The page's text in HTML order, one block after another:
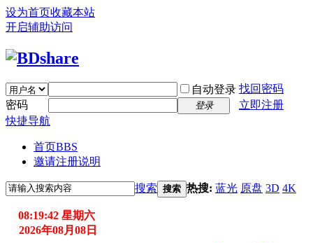
设为首页收藏本站
开启辅助访问
自动登录 找回密码
密码
登录
立即注册
快捷导航
首页BBS
邀请注册说明
搜索 搜索 热搜: 蓝光 原盘 3D 4K
08:19:44 星期六
2026年08月08日